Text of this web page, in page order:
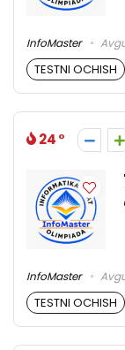
InfoMaster
TESTNI OCHISH
24
InfoMaster
TESTNI OCHISH